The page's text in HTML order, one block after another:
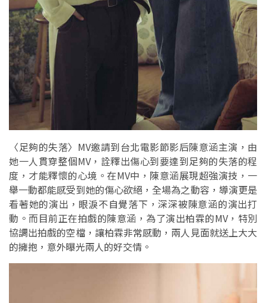
〈足夠的失落〉MV邀請到台北電影節影后陳意涵主演，由
她一人貫穿整個MV，詮釋出傷心到要達到足夠的失落的程
度，才能釋懷的心境。在MV中，陳意涵展現超強演技，一
舉一動都能感受到她的傷心欲絕，全場為之動容，導演更是
看著她的演出，眼淚不自覺落下，深深被陳意涵的演出打
動。而目前正在拍戲的陳意涵，為了演出柏霖的MV，特別
協調出拍戲的空檔，讓柏霖非常感動，兩人見面就送上大大
的擁抱，意外曝光兩人的好交情。